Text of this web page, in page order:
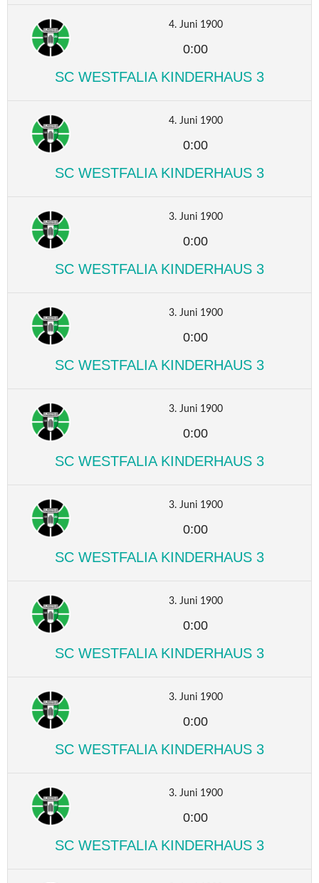
4. Juni 1900
0:00
SC WESTFALIA KINDERHAUS 3
4. Juni 1900
0:00
SC WESTFALIA KINDERHAUS 3
3. Juni 1900
0:00
SC WESTFALIA KINDERHAUS 3
3. Juni 1900
0:00
SC WESTFALIA KINDERHAUS 3
3. Juni 1900
0:00
SC WESTFALIA KINDERHAUS 3
3. Juni 1900
0:00
SC WESTFALIA KINDERHAUS 3
3. Juni 1900
0:00
SC WESTFALIA KINDERHAUS 3
3. Juni 1900
0:00
SC WESTFALIA KINDERHAUS 3
3. Juni 1900
0:00
SC WESTFALIA KINDERHAUS 3